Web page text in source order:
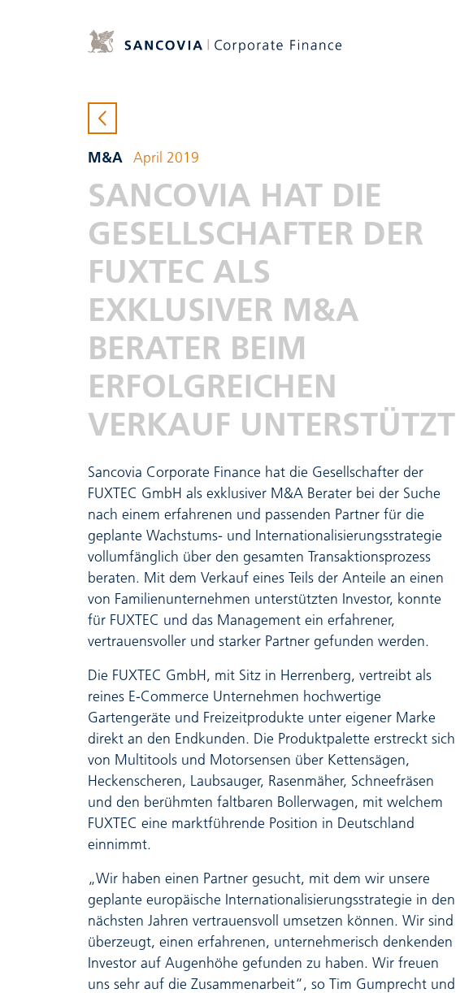
M&A April 2019
SANCOVIA HAT DIE
GESELLSCHAFTER DER
FUXTEC ALS
EXKLUSIVER M&A
BERATER BEIM
ERFOLGREICHEN
VERKAUF UNTERSTÜTZT
Sancovia Corporate Finance hat die Gesellschafter der
FUXTEC GmbH als exklusiver M&A Berater bei der Suche
nach einem erfahrenen und passenden Partner für die
geplante Wachstums- und Internationalisierungsstrategie
vollumfänglich über den gesamten Transaktionsprozess
beraten. Mit dem Verkauf eines Teils der Anteile an einen
von Familienunternehmen unterstützten Investor, konnte
für FUXTEC und das Management ein erfahrener,
vertrauensvoller und starker Partner gefunden werden.
Die FUXTEC GmbH, mit Sitz in Herrenberg, vertreibt als
reines E-Commerce Unternehmen hochwertige
Gartengeräte und Freizeitprodukte unter eigener Marke
direkt an den Endkunden. Die Produktpalette erstreckt sich
von Multitools und Motorsensen über Kettensägen,
Heckenscheren, Laubsauger, Rasenmäher, Schneefräsen
und den berühmten faltbaren Bollerwagen, mit welchem
FUXTEC eine marktführende Position in Deutschland
einnimmt.
„Wir haben einen Partner gesucht, mit dem wir unsere
geplante europäische Internationalisierungsstrategie in den
nächsten Jahren vertrauensvoll umsetzen können. Wir sind
überzeugt, einen erfahrenen, unternehmerisch denkenden
Investor auf Augenhöhe gefunden zu haben. Wir freuen
uns sehr auf die Zusammenarbeit“, so Tim Gumprecht und